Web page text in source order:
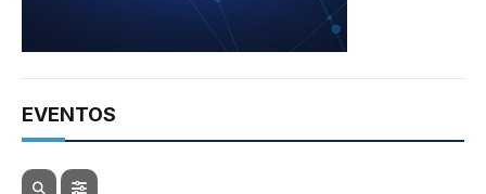
EVENTOS